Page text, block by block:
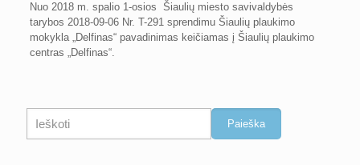
Nuo 2018 m. spalio 1-osios Šiaulių miesto savivaldybės
tarybos 2018-09-06 Nr. T-291 sprendimu Šiaulių plaukimo
mokykla „Delfinas“ pavadinimas keičiamas į Šiaulių plaukimo
centras „Delfinas“.
Paieška Paieška